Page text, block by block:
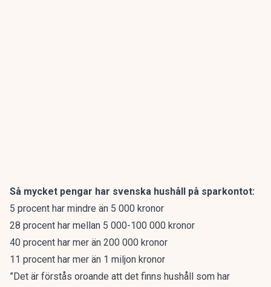
Så mycket pengar har svenska hushåll på sparkontot:
5 procent har mindre än 5 000 kronor
28 procent har mellan 5 000-100 000 kronor
40 procent har mer än 200 000 kronor
11 procent har mer än 1 miljon kronor
”Det är förstås oroande att det finns hushåll som har